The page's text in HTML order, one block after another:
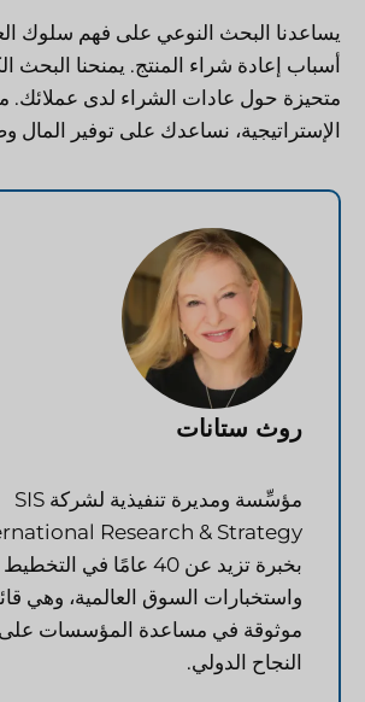
يساعدنا البحث النوعي على فهم سلوك
أسباب إعادة شراء المنتج. يمنحنا البحث
متحيزة حول عادات الشراء لدى عملائك.
الإستراتيجية، نساعدك على توفير
روث ستانات
مؤسِّسة ومديرة تنفيذية لشركة SIS
بخبرة تزيد عن 40 عامًا في
واستخبارات السوق العالمية، وهي
موثوقة في مساعدة المؤسسات
النجاح الدولي.